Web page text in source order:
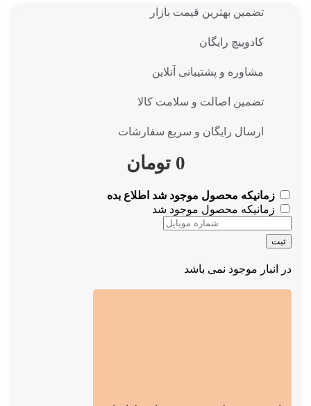
تضمین بهترین قیمت بازار
کادوپیچ رایگان
مشاوره و پشتیبانی آنلاین
تضمین اصالت و سلامت کالا
ارسال رایگان و سریع سفارشات
0 تومان
زمانیکه محصول موجود شد اطلاع بده
زمانیکه محصول موجود شد
ثبت
در انبار موجود نمی باشد